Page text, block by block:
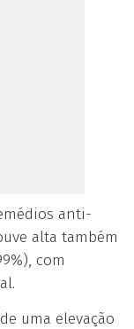
anti-
alta também
com
uma elevação